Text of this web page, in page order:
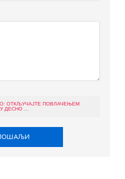
ОТКЉУЧАЈТЕ ПОВЛАЧЕЊЕМ
ДЕСНО ...